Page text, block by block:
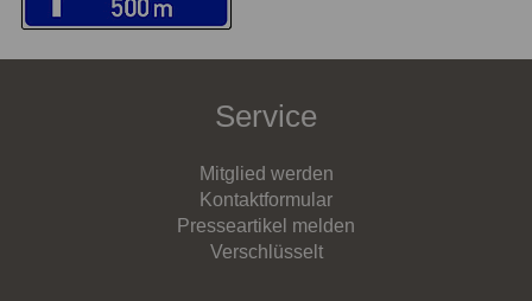
Service
Mitglied werden
Kontaktformular
Presseartikel melden
Verschlüsselt